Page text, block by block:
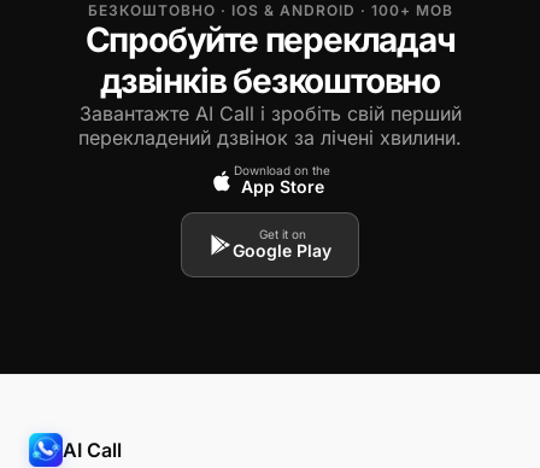
БЕЗКОШТОВНО · IOS & ANDROID · 100+ МОВ
Спробуйте перекладач
дзвінків безкоштовно
Завантажте AI Call і зробіть свій перший
перекладений дзвінок за лічені хвилини.
Download on the
App Store
Get it on
Google Play
AI Call